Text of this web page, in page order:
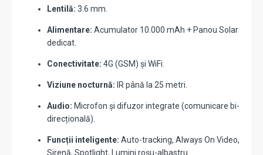
Lentilă: 3.6 mm.
Alimentare: Acumulator 10.000 mAh + Panou Solar
dedicat.
Conectivitate: 4G (GSM) și WiFi.
Viziune nocturnă: IR până la 25 metri.
Audio: Microfon și difuzor integrate (comunicare bi-
direcțională).
Funcții inteligente: Auto-tracking, Always On Video,
Sirenă, Spotlight, Lumini roșu-albastru.